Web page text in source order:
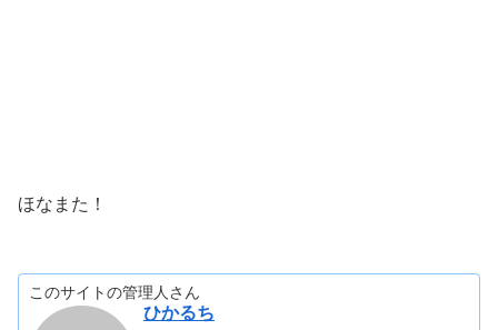
ほなまた！
このサイトの管理人さん
ひかるち